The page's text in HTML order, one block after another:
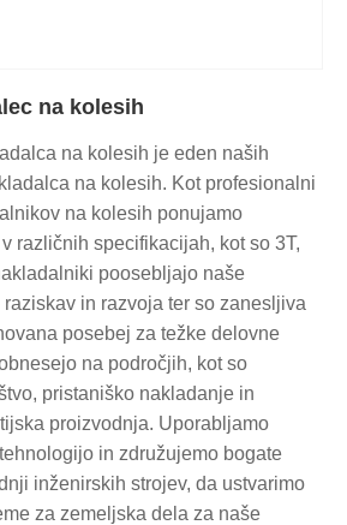
na kolesih
na kolesih je eden naših
na kolesih. Kot profesionalni
na kolesih ponujamo
različnih specifikacijah, kot so 3T,
poosebljajo naše
in razvoja ter so zanesljiva
posebej za težke delovne
na področjih, kot so
pristaniško nakladanje in
proizvodnja. Uporabljamo
in združujemo bogate
inženirskih strojev, da ustvarimo
za zemeljska dela za naše